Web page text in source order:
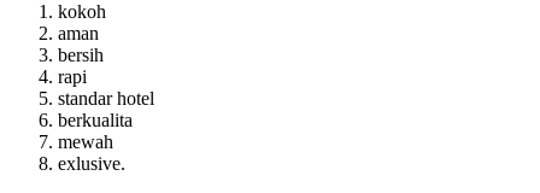
kokoh
aman
bersih
rapi
standar hotel
berkualita
mewah
exlusive.